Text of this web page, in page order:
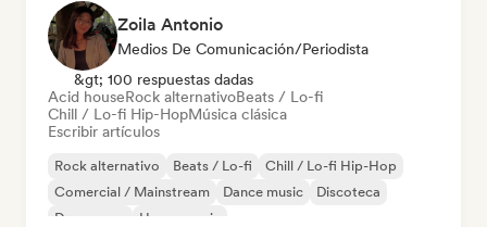
Zoila Antonio
Medios De Comunicación/Periodista
&gt; 100 respuestas dadas
Acid houseRock alternativoBeats / Lo-fi
Chill / Lo-fi Hip-HopMúsica clásica
Escribir artículos
Rock alternativo Beats / Lo-fi
Chill / Lo-fi Hip-Hop
Comercial / Mainstream
Dance music
Discoteca
Dream pop
House music